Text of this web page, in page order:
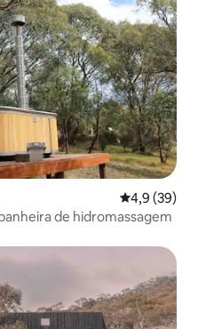
4,9 de uma
4,9 (39)
de hidromassagem